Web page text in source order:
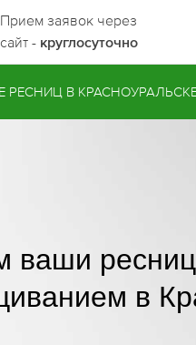
Прием заявок через
сайт - круглосуточно
РЕСНИЦ В
ваши
в